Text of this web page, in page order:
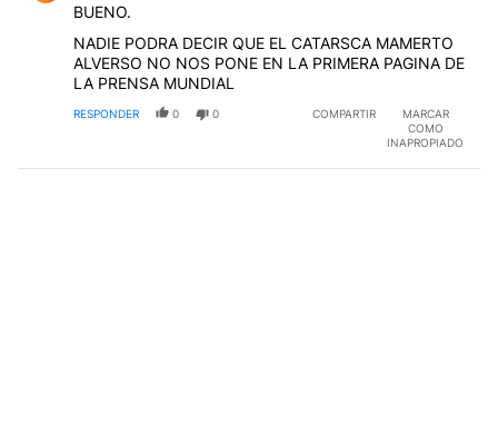
BUENO.
NADIE PODRA DECIR QUE EL CATARSCA MAMERTO
ALVERSO NO NOS PONE EN LA PRIMERA PAGINA DE
LA PRENSA MUNDIAL
RESPONDER 0 0 COMPARTIR
MARCAR
COMO
INAPROPIADO